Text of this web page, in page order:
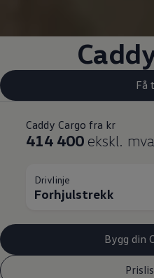
Få
Caddy Cargo fra kr
414 400 ekskl.
Drivlinje
Forhjulstrekk
Bygg din